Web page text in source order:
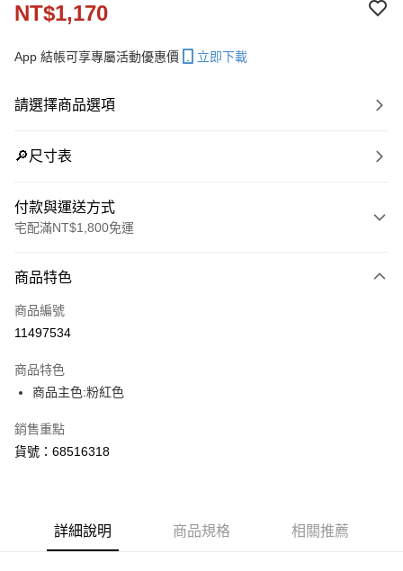
NT$1,170
App 結帳可享專屬活動優惠價 立即下載
請選擇商品選項
🔎尺寸表
付款與運送方式
宅配滿NT$1,800免運
信用卡一次付款
LINE Pay
街口支付
悠遊付
Google Pay
宅配(離島恕不配送)
每筆NT$150，滿NT$1,800(含以上)免運費
商品特色
商品編號
11497534
商品特色
商品主色:粉紅色
銷售重點
貨號：68516318
詳細說明 商品規格 相關推薦